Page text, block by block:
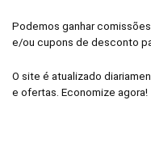
Podemos ganhar
e/ou cupons de desconto
O site é atualizado
e ofertas. Economize agora!